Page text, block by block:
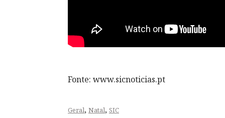
Fonte: www.sicnoticias.pt
Geral, Natal, SIC